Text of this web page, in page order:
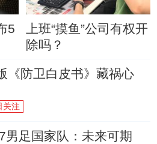
5
上班“摸鱼”公司有权开
除吗？
《防卫白皮书》藏祸心
关注
男足国家队：未来可期